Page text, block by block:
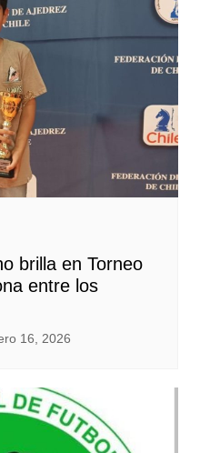
brilla en Torneo
entre los
16, 2026